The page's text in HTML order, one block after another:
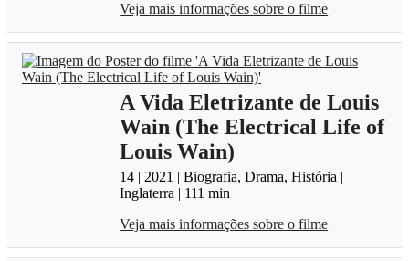
Veja mais informações sobre o filme
A Vida Eletrizante de Louis
Wain (The Electrical Life of
Louis Wain)
14 | 2021 | Biografia, Drama, História |
Inglaterra | 111 min
Veja mais informações sobre o filme